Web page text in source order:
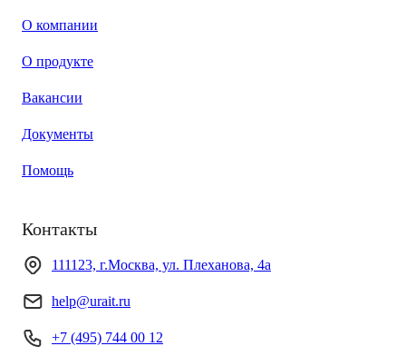
О компании
О продукте
Вакансии
Документы
Помощь
Контакты
111123, г.Москва, ул. Плеханова, 4а
help@urait.ru
+7 (495) 744 00 12